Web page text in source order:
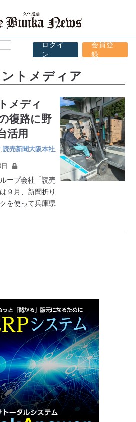
ログイ
ン
会員登
録
トメディア
メディ
復路に野
活用
,読売新聞大阪本社
ープ会社「読売
９月、新聞折り
を使って兵庫県